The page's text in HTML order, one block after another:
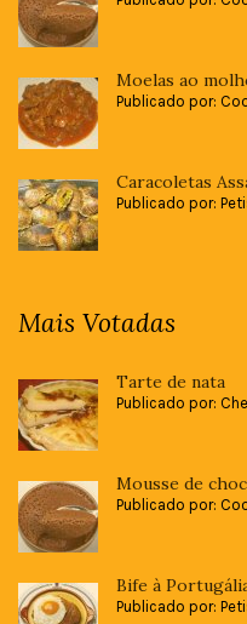
Moelas ao
Publicado por:
Caracoletas
Publicado por:
Mais Votadas
Tarte de nata
Publicado por:
Mousse de
Publicado por:
Bife à
Publicado por: